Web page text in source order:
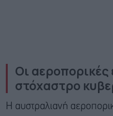
Οι αεροπορικές
στόχαστρο
Η αυστραλιανή